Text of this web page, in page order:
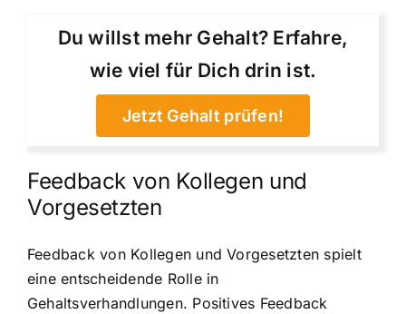
Du willst mehr Gehalt? Erfahre,
wie viel für Dich drin ist.
Jetzt Gehalt prüfen!
Feedback von Kollegen und
Vorgesetzten
Feedback von Kollegen und Vorgesetzten spielt
eine entscheidende Rolle in
Gehaltsverhandlungen. Positives Feedback